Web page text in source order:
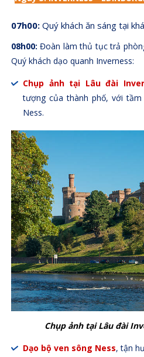
07h00:Quý khách ăn sáng tại
08h00: Đoàn làm thủ tục trả
Quý khách dạo quanh Inverness:
Chụp ảnh tại Lâu đài
tượng của thành phố, với
Ness.
Chụp ảnh tại Lâu đài
Dạo bộ ven sông Ness, tận